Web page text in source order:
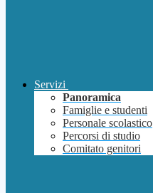
Servizi
Panoramica
Famiglie e studenti
Personale scolastico
Percorsi di studio
Comitato genitori